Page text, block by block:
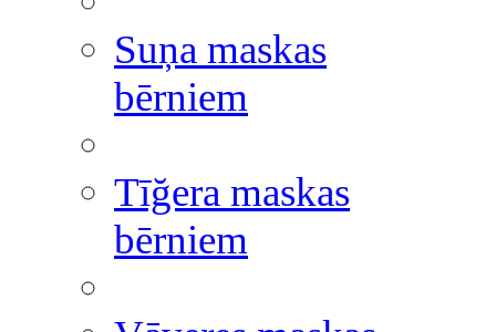
Suņa maskas
bērniem
Tīğera maskas
bērniem